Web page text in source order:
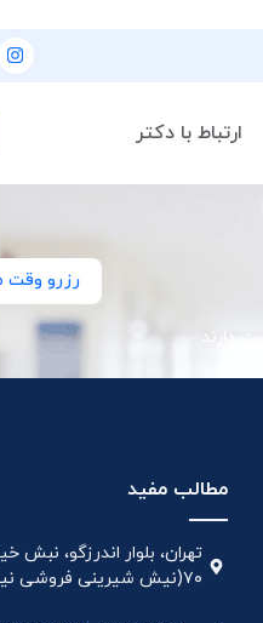
ارتباط با دکتر
دارند
رزرو وقت
مطالب مفید
تهران، بلوار اندرزگو، نبش
۷۰(نیش شیرینی فروشی نیشکر)، واحد ۳۳ ، طبقه ۵